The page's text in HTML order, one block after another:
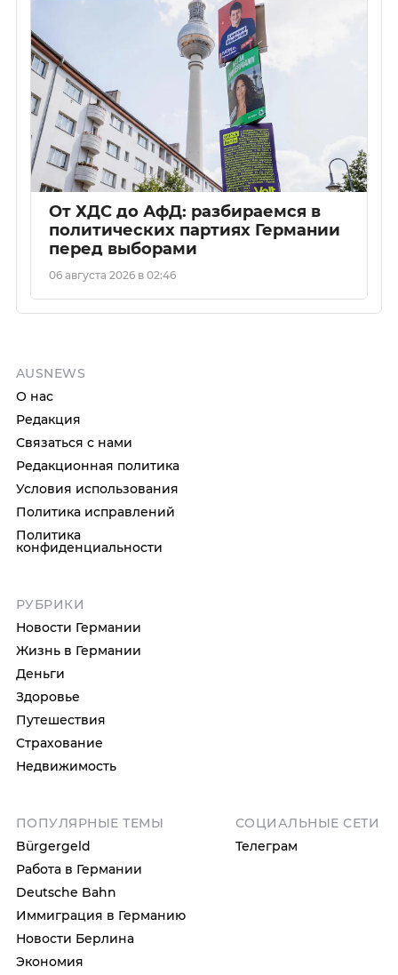
От ХДС до АфД: разбираемся в
политических партиях Германии
перед выборами
06 августа 2026 в 02:46
AUSNEWS
О нас
Редакция
Связаться с нами
Редакционная политика
Условия использования
Политика исправлений
Политика
конфиденциальности
РУБРИКИ
Новости Германии
Жизнь в Германии
Деньги
Здоровье
Путешествия
Страхование
Недвижимость
ПОПУЛЯРНЫЕ ТЕМЫ
Bürgergeld
Работа в Германии
Deutsche Bahn
Иммиграция в Германию
Новости Берлина
Экономия
СОЦИАЛЬНЫЕ СЕТИ
Телеграм